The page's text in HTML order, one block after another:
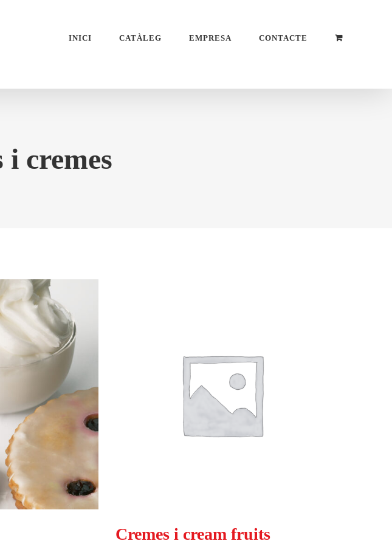
INICI CATÀLEG EMPRESA CONTACTE
i cremes
Cremes i cream fruits